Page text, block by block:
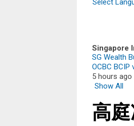
Singapore
SG Wealth
OCBC
5 hours ago
Show All
高